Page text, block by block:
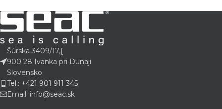
Šúrska 3409/17,[
900 28 Ivanka pri Dunaji
Slovensko
Tel.: +421 901 911 345
Email: info@seac.sk